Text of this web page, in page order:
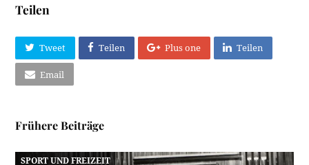
Teilen
Tweet Teilen Plus one Teilen
Email
Frühere Beiträge
SPORT UND FREIZEIT